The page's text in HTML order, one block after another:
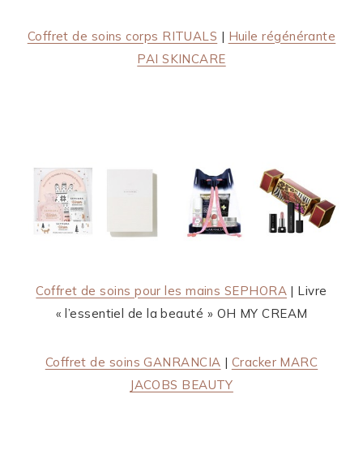
Coffret de soins corps RITUALS | Huile régénérante
PAI SKINCARE
Coffret de soins pour les mains SEPHORA | Livre
« l’essentiel de la beauté » OH MY CREAM
Coffret de soins GANRANCIA | Cracker MARC
JACOBS BEAUTY